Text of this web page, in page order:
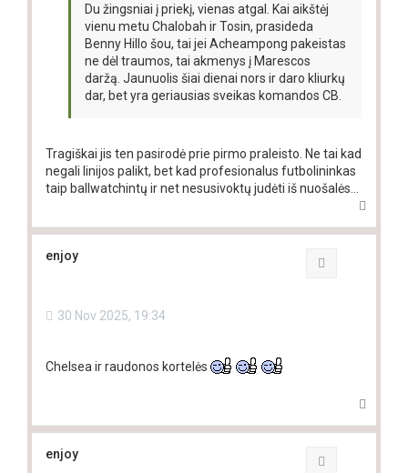
Du žingsniai į priekį, vienas atgal. Kai aikštėj
vienu metu Chalobah ir Tosin, prasideda
Benny Hillo šou, tai jei Acheampong pakeistas
ne dėl traumos, tai akmenys į Marescos
daržą. Jaunuolis šiai dienai nors ir daro kliurkų
dar, bet yra geriausias sveikas komandos CB.
Tragiškai jis ten pasirodė prie pirmo praleisto. Ne tai kad
negali linijos palikt, bet kad profesionalus futbolininkas
taip ballwatchintų ir net nesusivoktų judėti iš nuošalės…
p
enjoy
30 Nov 2025, 19:34
Chelsea ir raudonos kortelės
p
enjoy